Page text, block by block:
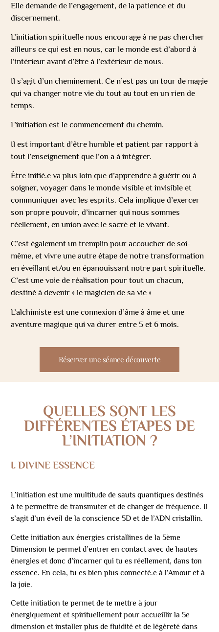
Elle demande de l’engagement, de la patience et du
discernement.
L’initiation spirituelle nous encourage à ne pas chercher
ailleurs ce qui est en nous, car le monde est d’abord à
l’intérieur avant d’être à l’extérieur de nous.
Il s’agit d’un cheminement. Ce n’est pas un tour de magie
qui va changer notre vie du tout au tout en un rien de
temps.
L’initiation est le commencement du chemin.
Il est important d’être humble et patient par rapport à
tout l’enseignement que l’on a à intégrer.
Être initié.e va plus loin que d’apprendre à guérir ou à
soigner, voyager dans le monde visible et invisible et
communiquer avec les esprits. Cela implique d’exercer
son propre pouvoir, d’incarner qui nous sommes
réellement, en union avec le sacré et le vivant.
C’est également un tremplin pour accoucher de soi-
même, et vivre une autre étape de notre transformation
en éveillant et/ou en épanouissant notre part spirituelle.
C’est une voie de réalisation pour tout un chacun,
destiné à devenir « le magicien de sa vie »
L’alchimiste est une connexion d’âme à âme et une
aventure magique qui va durer entre 5 et 6 mois.
Réserver une séance découverte
QUELLES SONT LES
DIFFÉRENTES ÉTAPES DE
L’INITIATION ?
I. DIVINE ESSENCE
L’initiation est une multitude de sauts quantiques destinés
à te permettre de transmuter et de changer de fréquence. Il
s’agit d’un éveil de la conscience 5D et de l’ADN cristallin.
Cette initiation aux énergies cristallines de la 5ème
Dimension te permet d’entrer en contact avec de hautes
énergies et donc d’incarner qui tu es réellement, dans ton
essence. En cela, tu es bien plus connecté.e à l’Amour et à
la joie.
Cette initiation te permet de te mettre à jour
énergiquement et spirituellement pour accueillir la 5e
dimension et installer plus de fluidité et de légèreté dans